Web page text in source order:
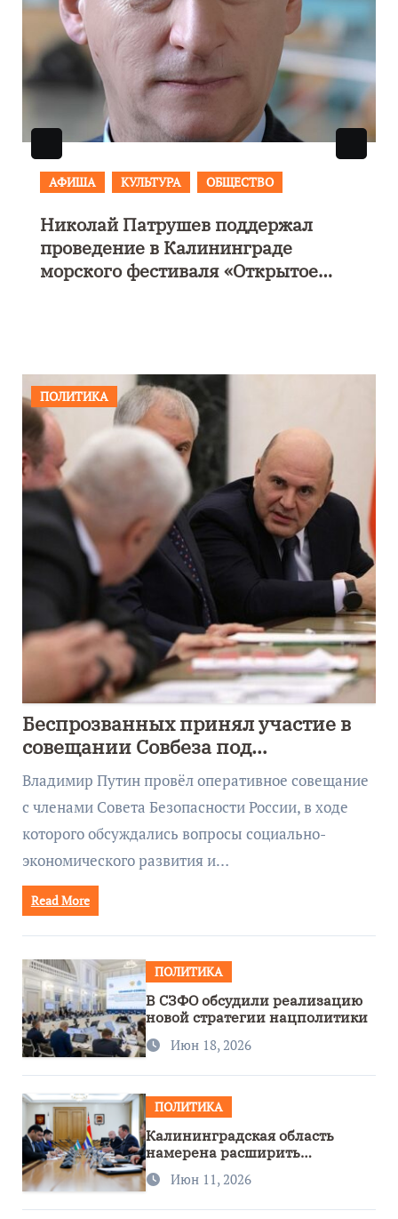
АФИША КУЛЬТУРА ОБЩЕСТВО
Николай Патрушев поддержал
проведение в Калининграде
морского фестиваля «Открытое
ПОЛИТИКА
Беспрозванных принял участие в
совещании Совбеза под
руководством Путина
Владимир Путин провёл оперативное совещание
с членами Совета Безопасности России, в ходе
которого обсуждались вопросы социально-
экономического развития и…
Read More
ПОЛИТИКА
В СЗФО обсудили реализацию
новой стратегии нацполитики
Июн 18, 2026
ПОЛИТИКА
Калининградская область
намерена расширить
сотрудничество с Узбекистаном
Июн 11, 2026